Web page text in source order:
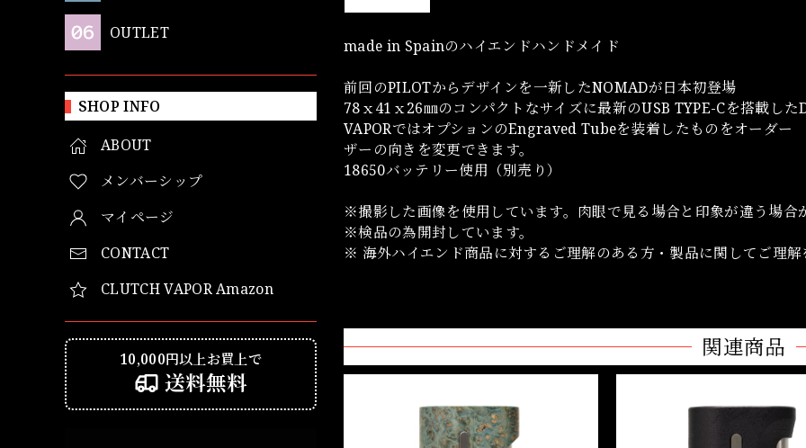
OUTLET
SHOP INFO
ABOUT
メンバーシップ
マイページ
CONTACT
CLUTCH VAPOR Amazon
10,000円以上お買上で
送料無料
made in Spainのハイエンドハンドメイド
前回のPILOTからデザインを一新したNOMADが日本初登場
78ｘ41ｘ26㎜のコンパクトなサイズに最新のUSB TYPE-Cを搭載し
VAPORではオプションのEngraved Tubeを装着したものをオーダ
ザーの向きを変更できます。
18650バッテリー使用（別売り）
※撮影した画像を使用しています。肉眼で見る場合と印象が違う場合
※検品の為開封しています。
※ 海外ハイエンド商品に対するご理解のある方・製品に関してご理
関連商品